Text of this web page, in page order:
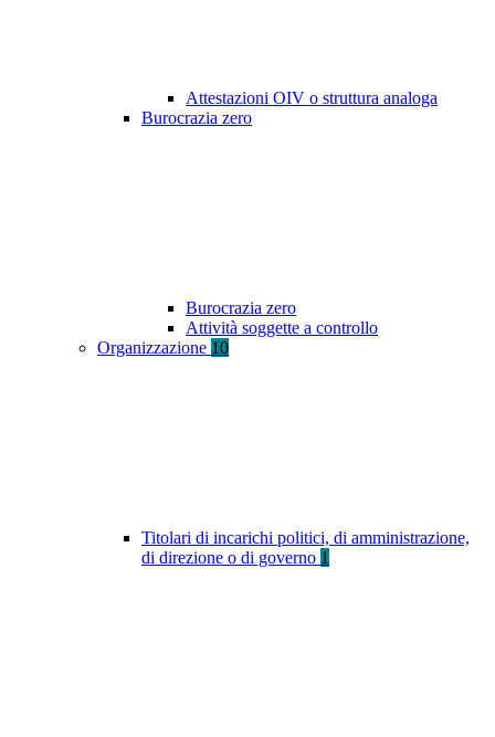
Attestazioni OIV o struttura analoga
Burocrazia zero
Burocrazia zero
Attività soggette a controllo
Organizzazione 10
Titolari di incarichi politici, di amministrazione,
di direzione o di governo 1